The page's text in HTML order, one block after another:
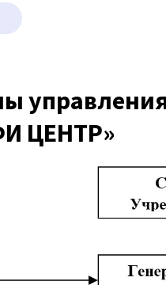
ЦЕНТР»